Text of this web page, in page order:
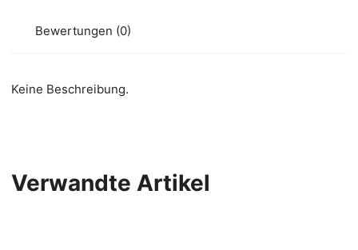
Bewertungen (0)
Keine Beschreibung.
Verwandte Artikel